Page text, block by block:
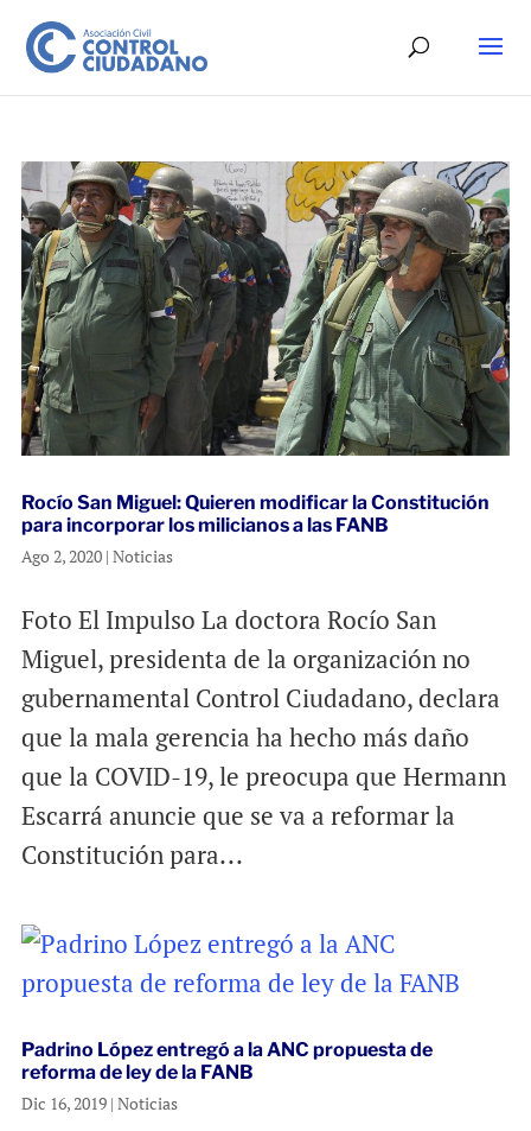
Rocío San Miguel: Quieren modificar la Constitución
para incorporar los milicianos a las FANB
Ago 2, 2020| Noticias
Foto El Impulso La doctora Rocío San
Miguel, presidenta de la organización no
gubernamental Control Ciudadano, declara
que la mala gerencia ha hecho más daño
que la COVID-19, le preocupa que Hermann
Escarrá anuncie que se va a reformar la
Constitución para...
Padrino López entregó a la ANC propuesta de
reforma de ley de la FANB
Dic 16, 2019| Noticias